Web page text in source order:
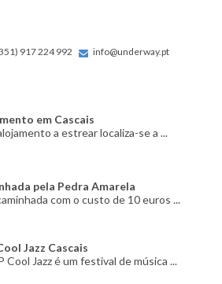
917 224 992 info@underway.pt
em Cascais
a estrear localiza-se a ...
pela Pedra Amarela
com o custo de 10 euros ...
Jazz Cascais
Cool Jazz é um festival de música ...